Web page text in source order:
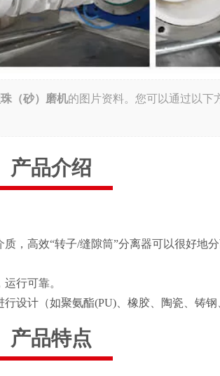
（砂）磨机的图片资料。您可以通过以下
产品介绍
，高效“转子/缝隙筒”分离器可以很好地
行可靠。
设计（如聚氨酯(PU)、橡胶、陶瓷、铸钢
产品特点